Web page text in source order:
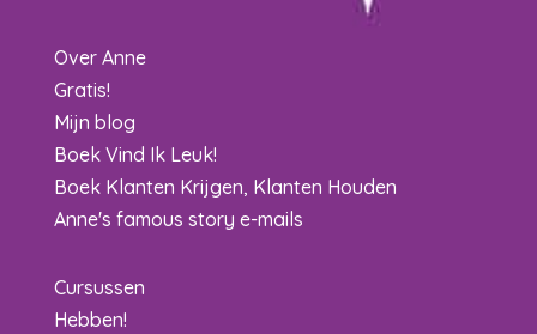
Over Anne
Gratis!
Mijn blog
Boek Vind Ik Leuk!
Boek Klanten Krijgen, Klanten Houden
Anne's famous story e-mails
Cursussen
Hebben!